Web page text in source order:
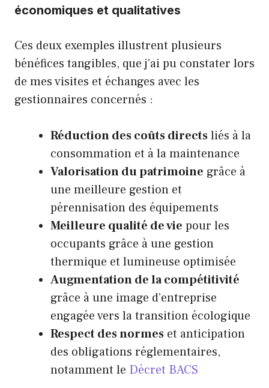
économiques et qualitatives
Ces deux exemples illustrent plusieurs
bénéfices tangibles, que j’ai pu constater lors
de mes visites et échanges avec les
gestionnaires concernés :
Réduction des coûts directsliés à la
consommation et à la maintenance
Valorisation du patrimoine grâce à
une meilleure gestion et
pérennisation des équipements
Meilleure qualité de vie pour les
occupants grâce à une gestion
thermique et lumineuse optimisée
Augmentation de la compétitivité
grâce à une image d’entreprise
engagée vers la transition écologique
Respect des normes et anticipation
des obligations réglementaires,
notamment le Décret BACS